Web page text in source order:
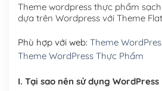
Hosting 2GB SSD (1 năm)
Hosting 3GB SSD (1 năm)
Hosting 5GB SSD (1 năm)
Hosting 8GB SSD (1 năm)
Theme wordpress thực phẩm
dựa trên Wordpress với Theme
Phù hợp với web: Theme
Theme WordPress Thực Phẩm
I. Tại sao nên sử dụng WordPress